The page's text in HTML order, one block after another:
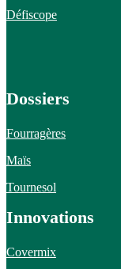
Défiscope
Dossiers
Fourragères
Maïs
Tournesol
Innovations
Covermix